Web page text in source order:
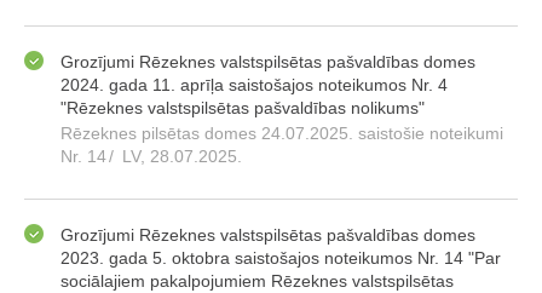
Grozījumi Rēzeknes valstspilsētas pašvaldības domes
2024. gada 11. aprīļa saistošajos noteikumos Nr. 4
"Rēzeknes valstspilsētas pašvaldības nolikums"
Rēzeknes pilsētas domes 24.07.2025. saistošie noteikumi
Nr. 14/ LV, 28.07.2025.
Grozījumi Rēzeknes valstspilsētas pašvaldības domes
2023. gada 5. oktobra saistošajos noteikumos Nr. 14 "Par
sociālajiem pakalpojumiem Rēzeknes valstspilsētas